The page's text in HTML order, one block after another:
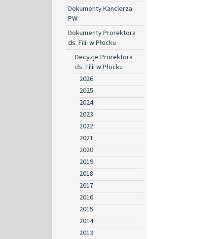
Dokumenty Kanclerza
PW
Dokumenty Prorektora
ds. Filii w Płocku
Decyzje Prorektora
ds. Filii w Płocku
2026
2025
2024
2023
2022
2021
2020
2019
2018
2017
2016
2015
2014
2013